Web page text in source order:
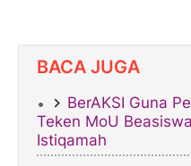
BACA JUGA
BerAKSI Guna
Teken MoU
Istiqamah